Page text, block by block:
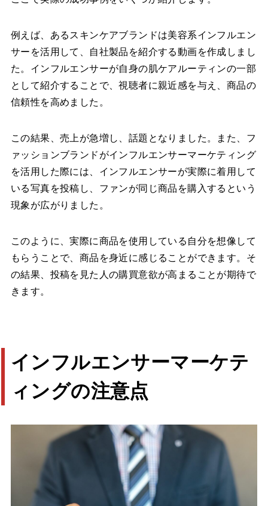
例えば、あるスキンケアブランドは美容系インフルエン
サーを活用して、自社製品を紹介する動画を作成しまし
た。インフルエンサーが自身の肌ケアルーティンの一部
として紹介することで、視聴者に親近感を与え、商品の
信頼性を高めました。
この結果、売上が急増し、話題となりました。また、フ
ァッションブランドがインフルエンサーマーケティング
を活用した際には、インフルエンサーが実際に着用して
いる写真を投稿し、ファンが同じ商品を購入するという
現象が広がりました。
このように、実際に商品を使用している自分を想像して
もらうことで、商品を身近に感じることができます。そ
の結果、投稿を見た人の購買意欲が高まることが期待で
きます。
インフルエンサーマーケテ
ィングの注意点